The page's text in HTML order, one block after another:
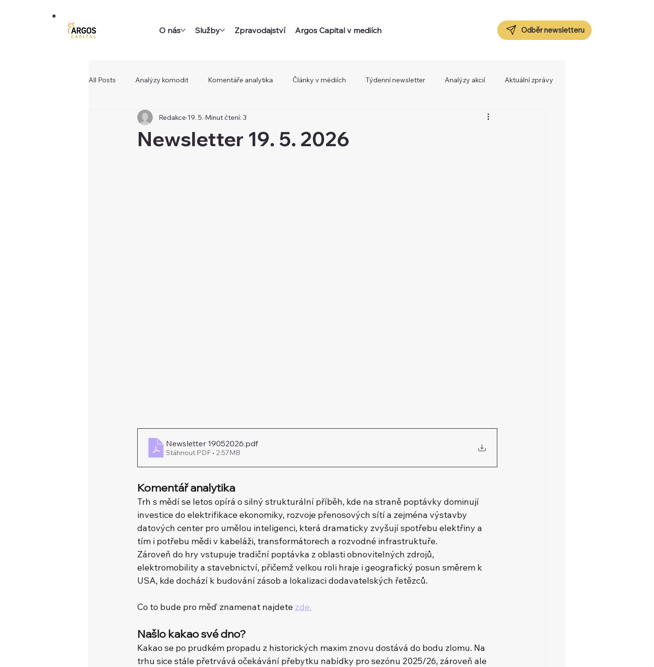
O nás Služby Zpravodajství Argos Capital v mediích Odběr newsletteru
All Posts Analýzy komodit Komentáře analytika Články v médiích Týdenní newsletter Analýzy akcií Aktuální zprávy
Newsletter 19. 5. 2026
Redakce 19. 5. Minut čtení: 3
Newsletter 19052026.pdf
Stáhnout PDF • 2.57MB
Komentář analytika
Trh s mědí se letos opírá o silný strukturální příběh, kde na straně poptávky dominují
investice do elektrifikace ekonomiky, rozvoje přenosových sítí a zejména výstavby
datových center pro umělou inteligenci, která dramaticky zvyšují spotřebu elektřiny a
tím i potřebu mědi v kabeláži, transformátorech a rozvodné infrastruktuře.
Zároveň do hry vstupuje tradiční poptávka z oblasti obnovitelných zdrojů,
elektromobility a stavebnictví, přičemž velkou roli hraje i geografický posun směrem k
USA, kde dochází k budování zásob a lokalizaci dodavatelských řetězců.
Co to bude pro měď znamenat najdete zde.
Našlo kakao své dno?
Kakao se po prudkém propadu z historických maxim znovu dostává do bodu zlomu. Na
trhu sice stále přetrvává očekávání přebytku nabídky pro sezónu 2025/26, zároveň ale